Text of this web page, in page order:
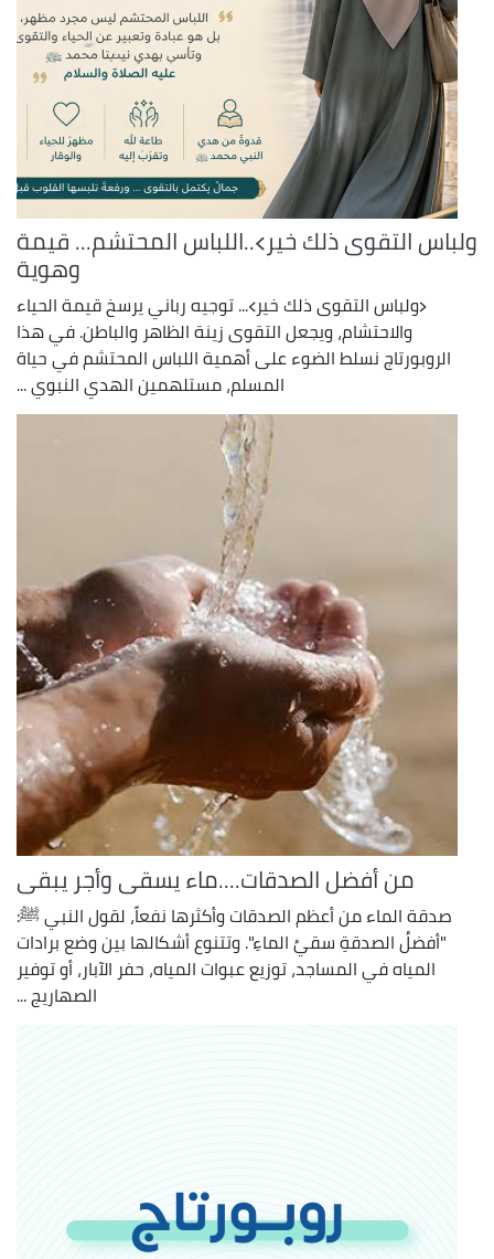
ولباس التقوى ذلك خير﴾..اللباس المحتشم... قيمة
وهوية
﴿ولباس التقوى ذلك خير﴾... توجيه رباني يرسخ قيمة الحياء
والاحتشام، ويجعل التقوى زينة الظاهر والباطن. في هذا
الروبورتاج نسلط الضوء على أهمية اللباس المحتشم في حياة
المسلم، مستلهمين الهدي النبوي ...
من أفضل الصدقات....ماء يسقى وأجر يبقى
صدقة الماء من أعظم الصدقات وأكثرها نفعاً، لقول النبي ﷺ:
"أفضلُ الصدقةِ سقيُ الماءِ". وتتنوع أشكالها بين وضع برادات
المياه في المساجد، توزيع عبوات المياه، حفر الآبار، أو توفير
الصهاريج ...